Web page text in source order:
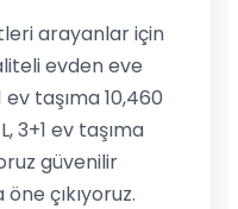
arayanlar için
evden eve
taşıma 10,460
3+1 ev taşıma
güvenilir
çıkıyoruz.